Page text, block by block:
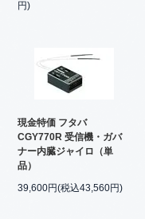
円)
現金特価 フタバ
CGY770R 受信機・ガバ
ナー内臓ジャイロ（単
品）
39,600円(税込43,560円)